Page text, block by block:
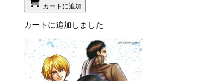
カートに追加
カートに追加しました